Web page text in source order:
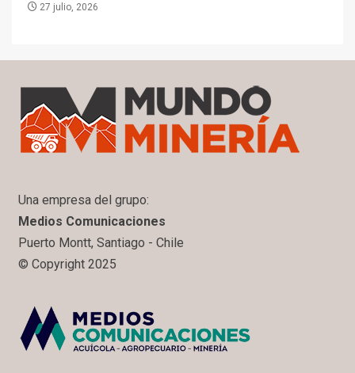
27 julio, 2026
Una empresa del grupo:
Medios Comunicaciones
Puerto Montt, Santiago - Chile
© Copyright 2025